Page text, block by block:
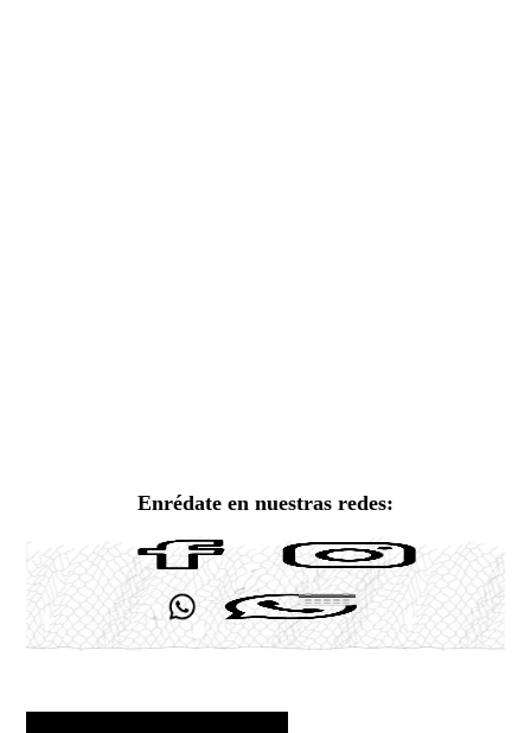
Enrédate en nuestras redes: